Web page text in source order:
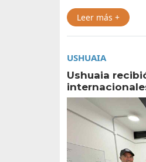
Leer más +
USHUAIA
Ushuaia